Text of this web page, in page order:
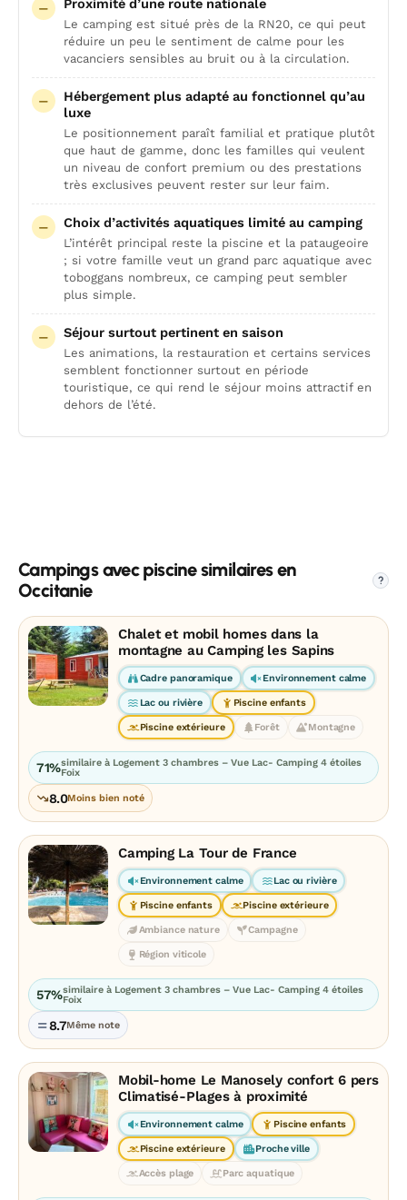
Proximité d’une route nationale
Le camping est situé près de la RN20, ce qui peut
réduire un peu le sentiment de calme pour les
vacanciers sensibles au bruit ou à la circulation.
Hébergement plus adapté au fonctionnel qu’au
luxe
Le positionnement paraît familial et pratique plutôt
que haut de gamme, donc les familles qui veulent
un niveau de confort premium ou des prestations
très exclusives peuvent rester sur leur faim.
Choix d’activités aquatiques limité au camping
L’intérêt principal reste la piscine et la pataugeoire
; si votre famille veut un grand parc aquatique avec
toboggans nombreux, ce camping peut sembler
plus simple.
Séjour surtout pertinent en saison
Les animations, la restauration et certains services
semblent fonctionner surtout en période
touristique, ce qui rend le séjour moins attractif en
dehors de l’été.
Campings avec piscine similaires en
Occitanie
?
Chalet et mobil homes dans la
montagne au Camping les Sapins
Cadre panoramique Environnement calme
Lac ou rivière Piscine enfants
Piscine extérieure Forêt Montagne
71%similaire à Logement 3 chambres – Vue Lac- Camping 4 étoiles
Foix
8.0Moins bien noté
Camping La Tour de France
Environnement calme Lac ou rivière
Piscine enfants Piscine extérieure
Ambiance nature Campagne
Région viticole
57%similaire à Logement 3 chambres – Vue Lac- Camping 4 étoiles
Foix
8.7Même note
Mobil-home Le Manosely confort 6 pers
Climatisé-Plages à proximité
Environnement calme Piscine enfants
Piscine extérieure Proche ville
Accès plage Parc aquatique